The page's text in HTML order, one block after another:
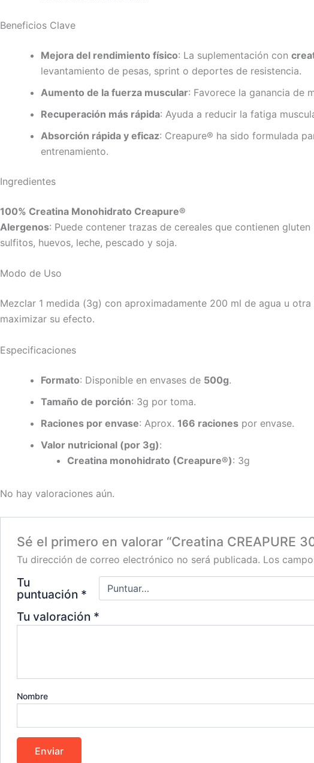
Beneficios Clave
Mejora del rendimiento físico: La suplementación con
levantamiento de pesas, sprint o deportes de resistencia.
Aumento de la fuerza muscular: Favorece la ganancia de
Recuperación más rápida: Ayuda a reducir la fatiga
Absorción rápida y eficaz: Creapure® ha sido formulada
entrenamiento.
Ingredientes
100% Creatina Monohidrato Creapure®
Alergenos: Puede contener trazas de cereales que contienen
sulfitos, huevos, leche, pescado y soja.
Modo de Uso
Mezclar 1 medida (3g) con aproximadamente 200 ml de agua u
maximizar su efecto.
Especificaciones
Formato: Disponible en envases de 500g.
Tamaño de porción: 3g por toma.
Raciones por envase: Aprox. 166 raciones por envase.
Valor nutricional (por 3g):
Creatina monohidrato (Creapure®): 3g
No hay valoraciones aún.
Sé el primero en valorar “Creatina CREAPURE
Tu dirección de correo electrónico no será publicada. Los
Tu
puntuación *
Tu valoración *
Nombre